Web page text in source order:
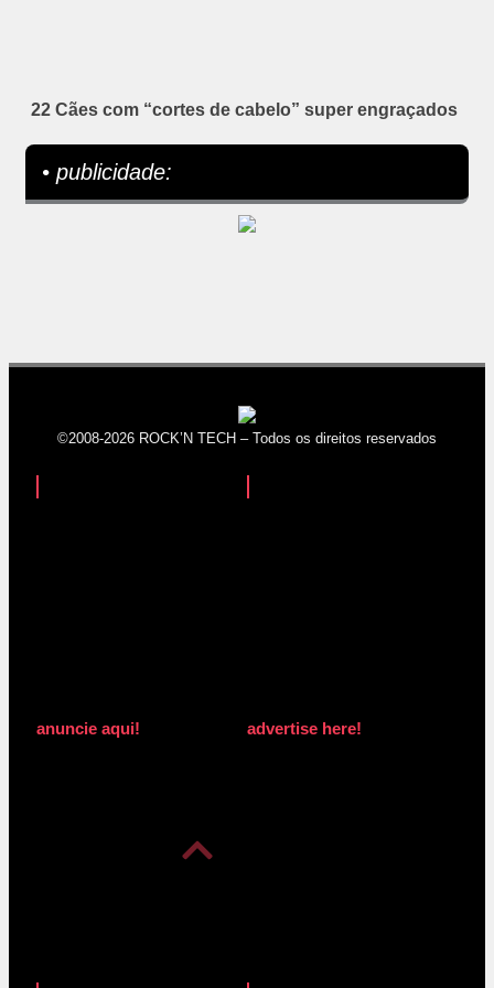
22 Cães com “cortes de cabelo” super engraçados
• publicidade:
©2008-2026 ROCK’N TECH – Todos os direitos reservados
anuncie aqui! advertise here!